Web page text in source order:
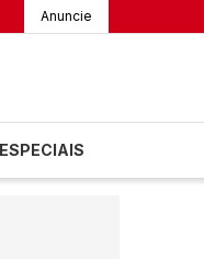
Anuncie
ESPECIAIS